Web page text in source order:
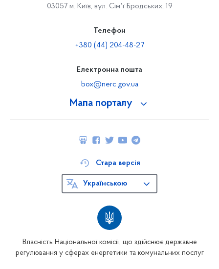
Мапа порталу
03057 м. Київ, вул. Сімʼї Бродських, 19
Телефон
+380 (44) 204-48-27
Електронна пошта
box@nerc.gov.ua
Власність Національної комісії, що здійснює державне
регулювання у сферах енергетики та комунальних послуг
Стара версія
Українською